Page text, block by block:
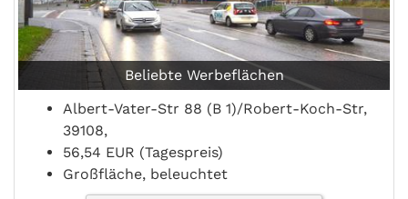
Beliebte Werbeflächen
Albert-Vater-Str 88 (B 1)/Robert-Koch-Str,
39108,
56,54 EUR (Tagespreis)
Großfläche, beleuchtet